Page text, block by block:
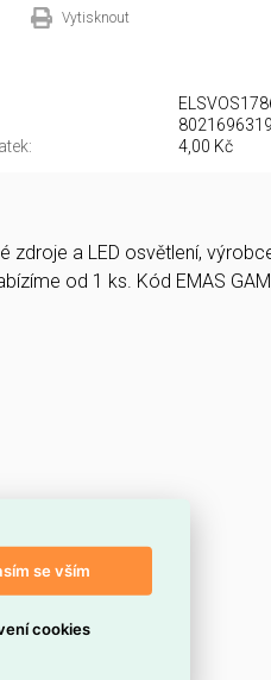
Vytisknout
4,00 Kč
zdroje a LED osvětlení,
od 1 ks. Kód EMAS
se vším
cookies